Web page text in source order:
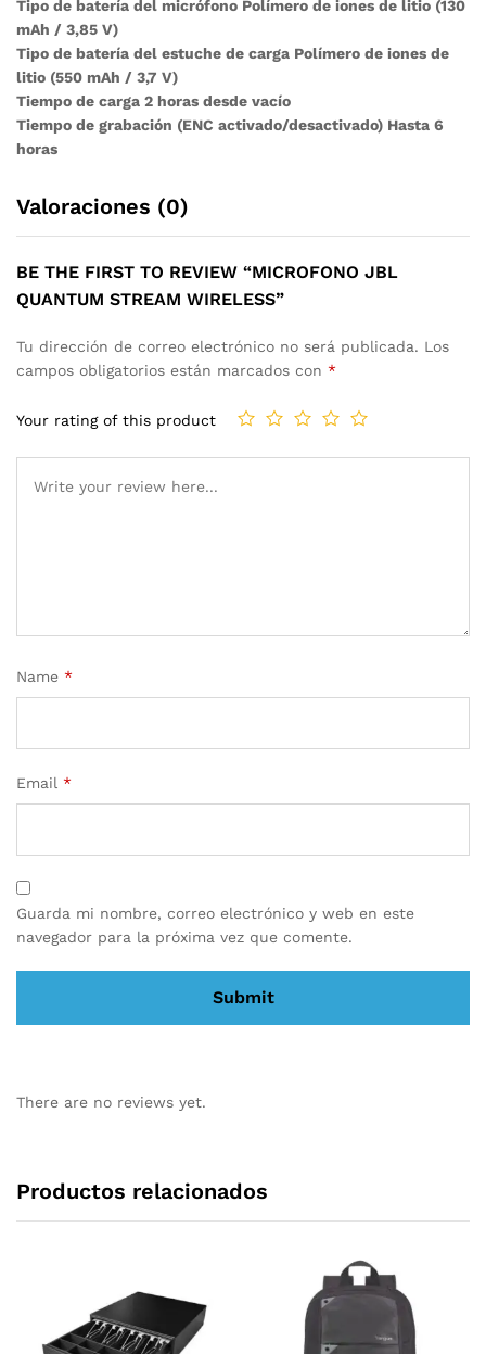
Tipo de batería del micrófono Polímero de iones de litio (130
mAh / 3,85 V)
Tipo de batería del estuche de carga Polímero de iones de
litio (550 mAh / 3,7 V)
Tiempo de carga 2 horas desde vacío
Tiempo de grabación (ENC activado/desactivado) Hasta 6
horas
Valoraciones (0)
BE THE FIRST TO REVIEW “MICROFONO JBL
QUANTUM STREAM WIRELESS”
Tu dirección de correo electrónico no será publicada. Los
campos obligatorios están marcados con *
Your rating of this product
Name *
Email *
Guarda mi nombre, correo electrónico y web en este
navegador para la próxima vez que comente.
There are no reviews yet.
Productos relacionados